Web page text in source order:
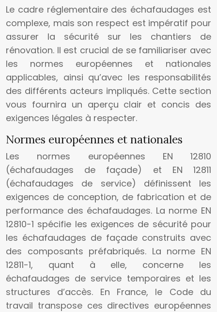
Le cadre réglementaire des échafaudages est
complexe, mais son respect est impératif pour
assurer la sécurité sur les chantiers de
rénovation. Il est crucial de se familiariser avec
les normes européennes et nationales
applicables, ainsi qu’avec les responsabilités
des différents acteurs impliqués. Cette section
vous fournira un aperçu clair et concis des
exigences légales à respecter.
Normes européennes et nationales
Les normes européennes EN 12810
(échafaudages de façade) et EN 12811
(échafaudages de service) définissent les
exigences de conception, de fabrication et de
performance des échafaudages. La norme EN
12810-1 spécifie les exigences de sécurité pour
les échafaudages de façade construits avec
des composants préfabriqués. La norme EN
12811-1, quant à elle, concerne les
échafaudages de service temporaires et les
structures d’accès. En France, le Code du
travail transpose ces directives européennes